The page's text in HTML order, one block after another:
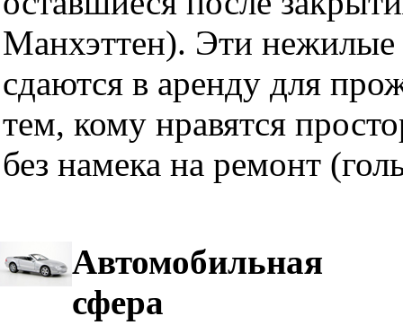
Манхэттен). Эти нежилые
сдаются в аренду для
тем, кому нравятся
без намека на ремонт
Автомобильная
сфера